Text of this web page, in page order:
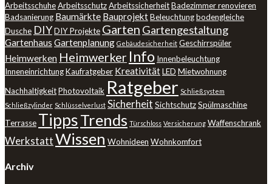
ArbeitsschuheArbeitsschutzArbeitssicherheitBadezimmer renovieren
Badsanierung Baumärkte BauprojektBeleuchtungbodengleiche
Dusche DIYDIY Projekte Garten Gartengestaltung
Gartenhaus Gartenplanung Gebäudesicherheit Geschirrspüler
Heimwerken Heimwerker Info Innenbeleuchtung
InneneinrichtungKaufratgeber KreativitätLED Mietwohnung
NachhaltigkeitPhotovoltaik Ratgeber Schließsystem
Schließzylinder Schlüsselverlust Sicherheit SichtschutzSpülmaschine
Terrasse TippsTrends Türschloss Versicherung Waffenschrank
WerkstattWissen Wohnideen Wohnkomfort
Archiv